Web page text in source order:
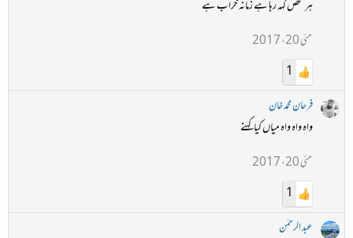
ہر شخص کہہ رہا ہے زمانہ خراب ہے
مئی 20، 2017
1
فرحان محمد خان
واہ واہ واہ میاں کیا کہنے
مئی 20، 2017
1
عبد الرحمٰن